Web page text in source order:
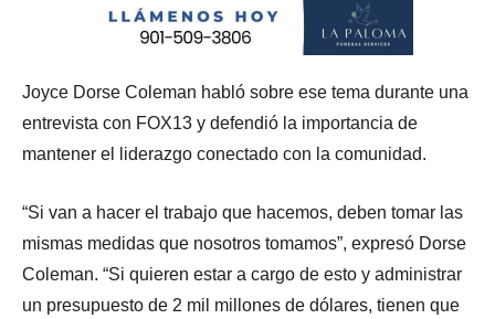
Joyce Dorse Coleman habló sobre ese tema durante una
entrevista con FOX13 y defendió la importancia de
mantener el liderazgo conectado con la comunidad.
“Si van a hacer el trabajo que hacemos, deben tomar las
mismas medidas que nosotros tomamos”, expresó Dorse
Coleman. “Si quieren estar a cargo de esto y administrar
un presupuesto de 2 mil millones de dólares, tienen que